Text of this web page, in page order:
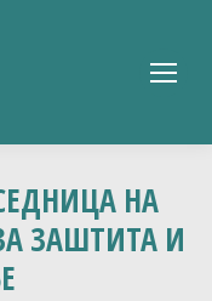
НА
ЗАШТИТА И